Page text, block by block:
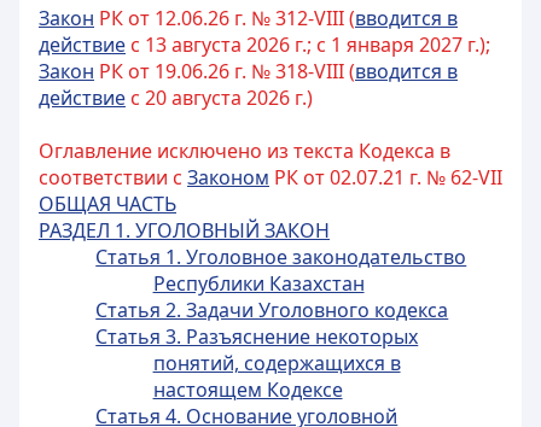
Закон РК от 12.06.26 г. № 312-VIII (вводится в
действие с 13 августа 2026 г.; с 1 января 2027 г.);
Закон РК от 19.06.26 г. № 318-VIII (вводится в
действие с 20 августа 2026 г.)
Оглавление исключено из текста Кодекса в
соответствии с Законом РК от 02.07.21 г. № 62-VII
ОБЩАЯ ЧАСТЬ
РАЗДЕЛ 1. УГОЛОВНЫЙ ЗАКОН
Статья 1. Уголовное законодательство
Республики Казахстан
Статья 2. Задачи Уголовного кодекса
Статья 3. Разъяснение некоторых
понятий, содержащихся в
настоящем Кодексе
Статья 4. Основание уголовной